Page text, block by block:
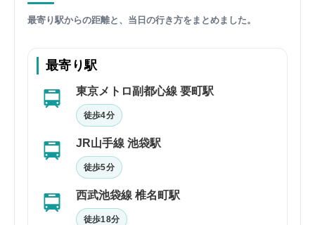
最寄り駅からの距離と、当日の行き方をまとめました。
最寄り駅
東京メトロ副都心線 要町駅
徒歩4分
JR山手線 池袋駅
徒歩5分
西武池袋線 椎名町駅
徒歩18分